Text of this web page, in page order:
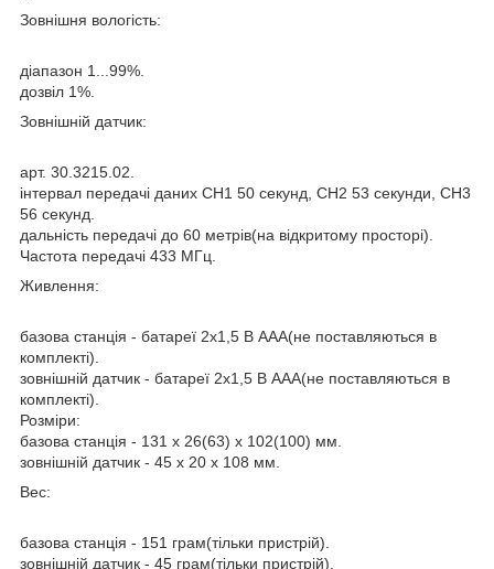
Зовнішня вологість:
діапазон 1...99%.
дозвіл 1%.
Зовнішній датчик:
арт. 30.3215.02.
інтервал передачі даних СН1 50 секунд, СН2 53 секунди, СН3
56 секунд.
дальність передачі до 60 метрів(на відкритому просторі).
Частота передачі 433 MГц.
Живлення:
базова станція - батареї 2x1,5 В AAA(не поставляються в
комплекті).
зовнішній датчик - батареї 2x1,5 В ААА(не поставляються в
комплекті).
Розміри:
базова станція - 131 x 26(63) x 102(100) мм.
зовнішній датчик - 45 x 20 x 108 мм.
Вес:
базова станція - 151 грам(тільки пристрій).
зовнішній датчик - 45 грам(тільки пристрій).